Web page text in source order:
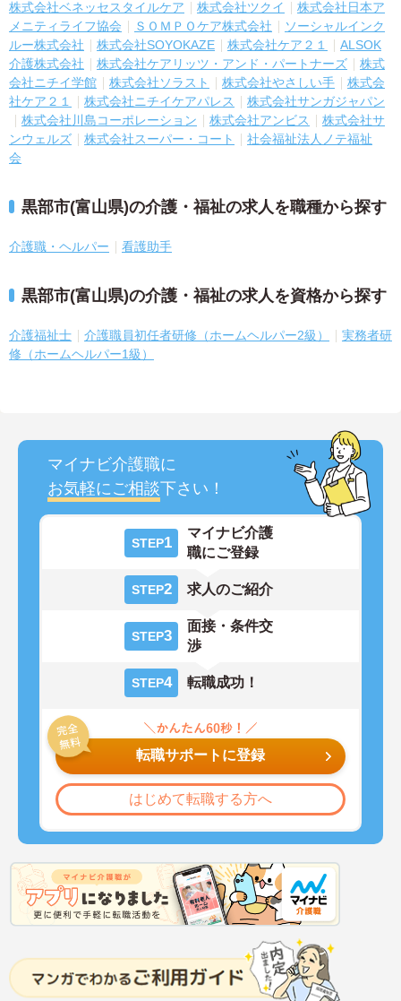
株式会社ベネッセスタイルケア 株式会社ツクイ
株式会社日本ア
メニティライフ協会
ＳＯＭＰＯケア株式会社
ソーシャルインク
ルー株式会社
株式会社SOYOKAZE 株式会社ケア２１
ALSOK
介護株式会社
株式会社ケアリッツ・アンド・パートナーズ
株式
会社ニチイ学館
株式会社ソラスト 株式会社やさしい手
株式会
社ケア２１
株式会社ニチイケアパレス
株式会社サンガジャパン
株式会社川島コーポレーション
株式会社アンビス
株式会社サ
ンウェルズ
株式会社スーパー・コート
社会福祉法人ノテ福祉
会
黒部市(富山県)の介護・福祉の求人を職種から探す
介護職・ヘルパー 看護助手
黒部市(富山県)の介護・福祉の求人を資格から探す
介護福祉士 介護職員初任者研修（ホームヘルパー2級）
実務者研
修（ホームヘルパー1級）
マイナビ介護職に
お気軽にご相談下さい！
STEP1
マイナビ介護
職にご登録
STEP2 求人のご紹介
STEP3
面接・条件交
渉
STEP4 転職成功！
転職サポートに登録
はじめて転職する方へ